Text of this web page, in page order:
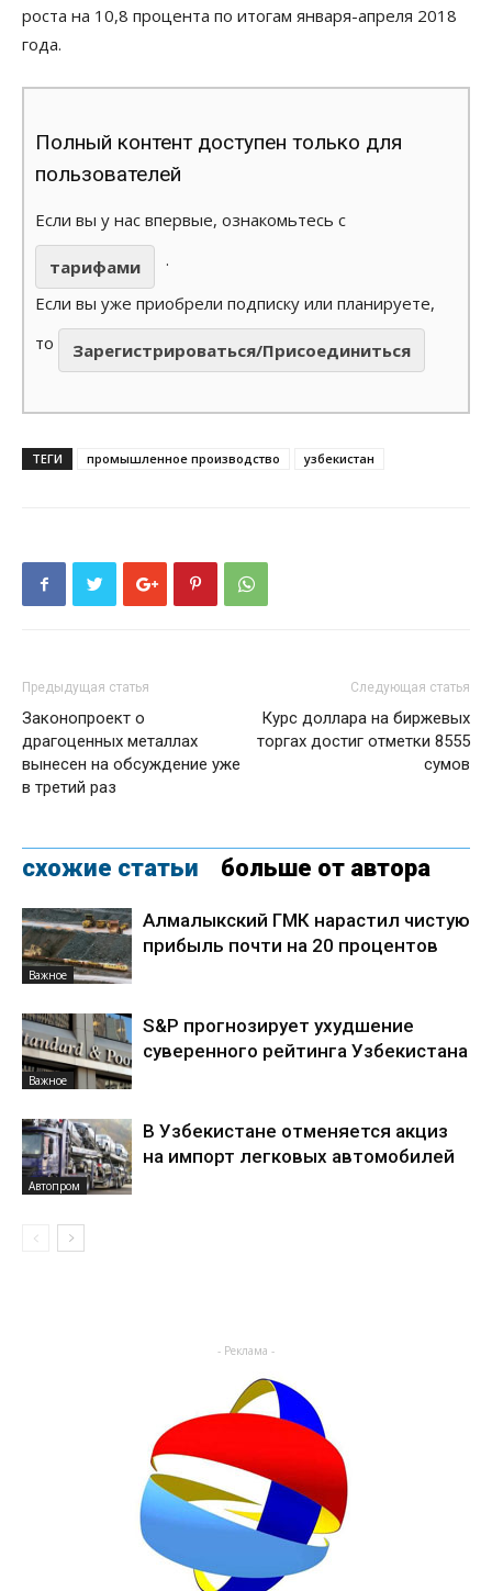
роста на 10,8 процента по итогам января-апреля 2018
года.
Полный контент доступен только для
пользователей
Если вы у нас впервые, ознакомьтесь с
тарифами
.
Если вы уже приобрели подписку или планируете,
то
Зарегистрироваться/Присоединиться
ТЕГИ промышленное производство узбекистан
Предыдущая статья
Законопроект о
драгоценных металлах
вынесен на обсуждение уже
в третий раз
Следующая статья
Курс доллара на биржевых
торгах достиг отметки 8555
сумов
схожие статьи больше от автора
Важное
Алмалыкский ГМК нарастил чистую
прибыль почти на 20 процентов
Важное
S&P прогнозирует ухудшение
суверенного рейтинга Узбекистана
Автопром
В Узбекистане отменяется акциз
на импорт легковых автомобилей
- Реклама -